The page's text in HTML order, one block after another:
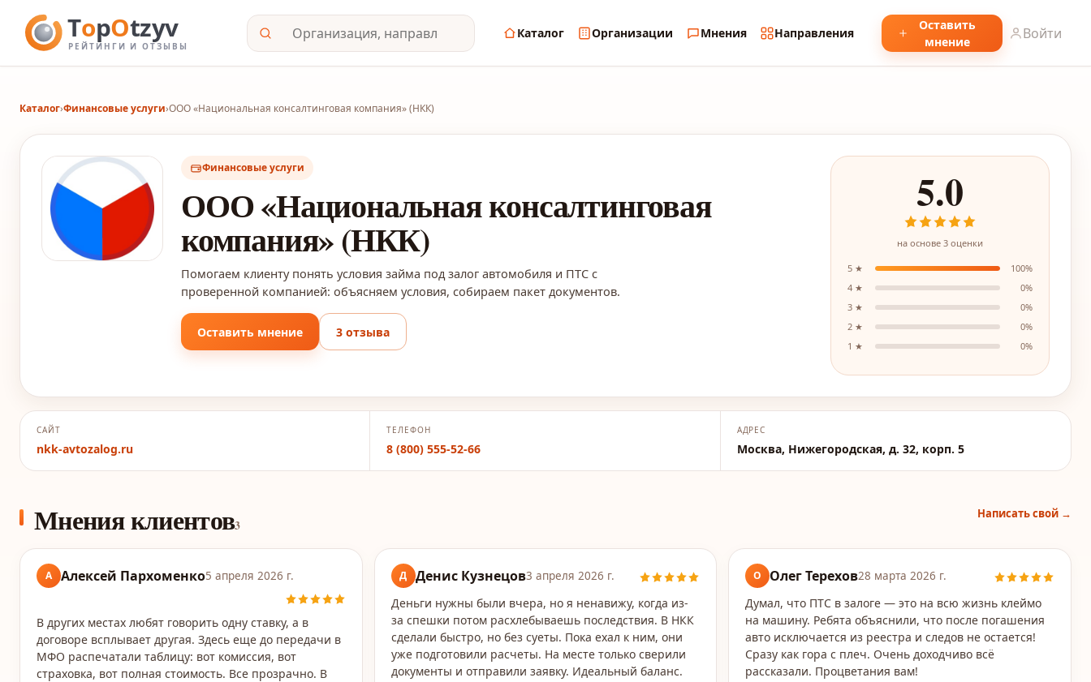
Каталог Организации Мнения Направления
Оставить
мнение
Войти
Каталог›Финансовые услуги›ООО «Национальная консалтинговая компания» (НКК)
Финансовые услуги
ООО «Национальная консалтинговая
компания» (НКК)
Помогаем клиенту понять условия займа под залог автомобиля и ПТС с
проверенной компанией: объясняем условия, собираем пакет документов.
Оставить мнение 3 отзыва
5.0
на основе 3 оценки
5 ★ 100%
4 ★ 0%
3 ★ 0%
2 ★ 0%
1 ★ 0%
САЙТ
nkk-avtozalog.ru
ТЕЛЕФОН
8 (800) 555-52-66
АДРЕС
Москва, Нижегородская, д. 32, корп. 5
Мнения клиентов3
Написать свой →
А Алексей Пархоменко5 апреля 2026 г.
В других местах любят говорить одну ставку, а в
договоре всплывает другая. Здесь еще до передачи в
МФО распечатали таблицу: вот комиссия, вот
страховка, вот полная стоимость. Все прозрачно. В
Д Денис Кузнецов3 апреля 2026 г.
Деньги нужны были вчера, но я ненавижу, когда из-
за спешки потом расхлебываешь последствия. В НКК
сделали быстро, но без суеты. Пока ехал к ним, они
уже подготовили расчеты. На месте только сверили
документы и отправили заявку. Идеальный баланс.
О Олег Терехов28 марта 2026 г.
Думал, что ПТС в залоге — это на всю жизнь клеймо
на машину. Ребята объяснили, что после погашения
авто исключается из реестра и следов не остается!
Сразу как гора с плеч. Очень доходчиво всё
рассказали. Процветания вам!